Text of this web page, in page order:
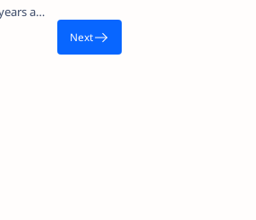
5 years ago